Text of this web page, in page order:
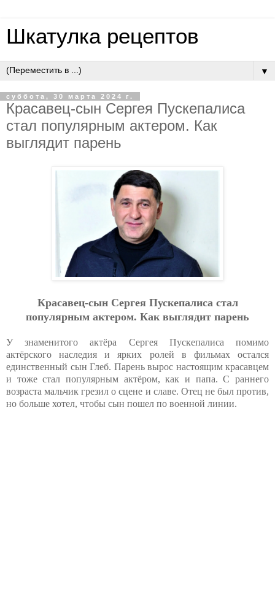
Шкатулка рецептов
▼
суббота, 30 марта 2024 г.
Красавец-сын Сергея Пускепалиса
стал популярным актером. Как
выглядит парень
Красавец-сын Сергея Пускепалиса стал
популярным актером. Как выглядит парень
У знаменитого актёра Сергея Пускепалиса помимо
актёрского наследия и ярких ролей в фильмах остался
единственный сын Глеб. Парень вырос настоящим красавцем
и тоже стал популярным актёром, как и папа. С раннего
возраста мальчик грезил о сцене и славе. Отец не был против,
но больше хотел, чтобы сын пошел по военной линии.